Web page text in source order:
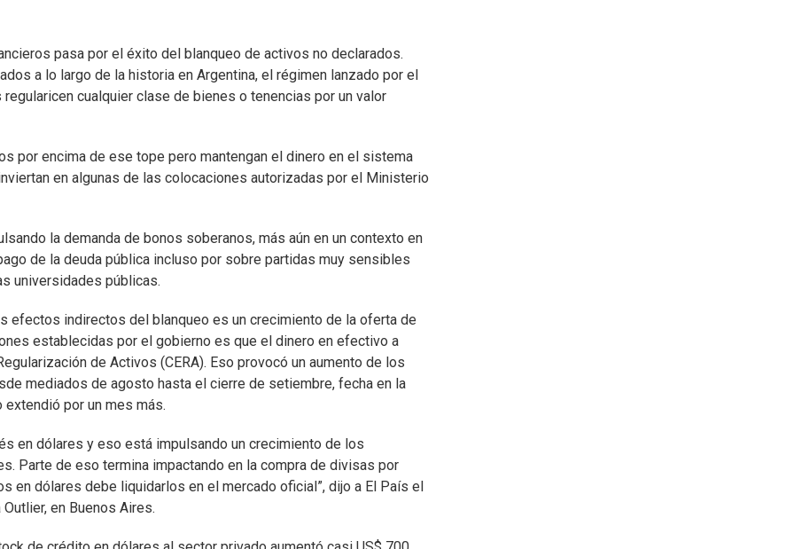
pasa por el éxito del blanqueo de activos no declarados.
a lo largo de la historia en Argentina, el régimen lanzado por el
cualquier clase de bienes o tenencias por un valor
por encima de ese tope pero mantengan el dinero en el sistema
en algunas de las colocaciones autorizadas por el Ministerio
la demanda de bonos soberanos, más aún en un contexto en
de la deuda pública incluso por sobre partidas muy sensibles
universidades públicas.
efectos indirectos del blanqueo es un crecimiento de la oferta de
establecidas por el gobierno es que el dinero en efectivo a
de Activos (CERA). Eso provocó un aumento de los
mediados de agosto hasta el cierre de setiembre, fecha en la
por un mes más.
en dólares y eso está impulsando un crecimiento de los
Parte de eso termina impactando en la compra de divisas por
en dólares debe liquidarlos en el mercado oficial”, dijo a El País el
en Buenos Aires.